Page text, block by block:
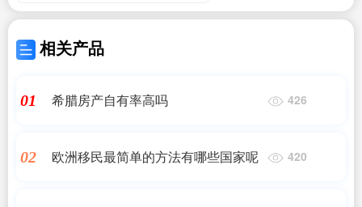
相关产品
01 希腊房产自有率高吗 426
02 欧洲移民最简单的方法有哪些国家呢 420